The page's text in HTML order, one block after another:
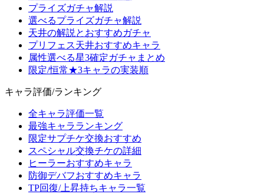
プライズガチャ解説
選べるプライズガチャ解説
天井の解説とおすすめガチャ
プリフェス天井おすすめキャラ
属性選べる星3確定ガチャまとめ
限定/恒常★3キャラの実装順
キャラ評価/ランキング
全キャラ評価一覧
最強キャラランキング
限定サプチケ交換おすすめ
スペシャル交換チケの詳細
ヒーラーおすすめキャラ
防御デバフおすすめキャラ
TP回復/上昇持ちキャラ一覧